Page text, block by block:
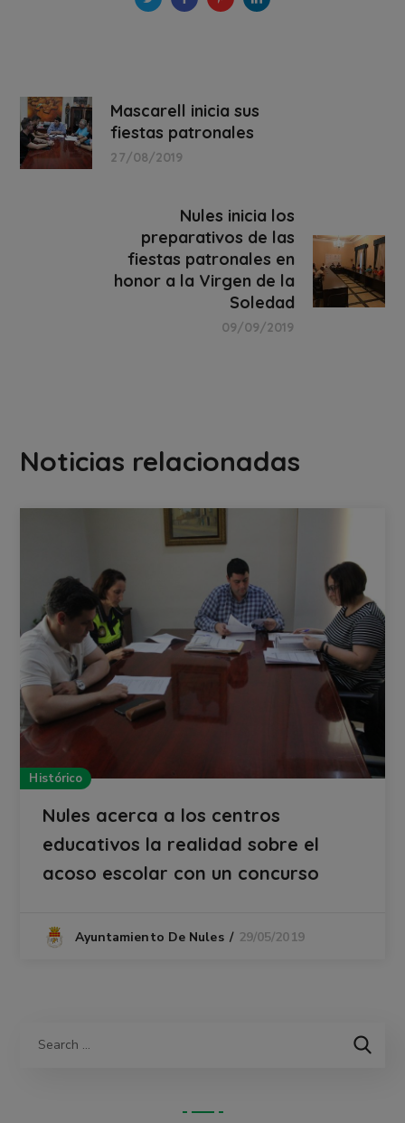
Mascarell inicia sus
fiestas patronales
27/08/2019
Nules inicia los
preparativos de las
fiestas patronales en
honor a la Virgen de la
Soledad
09/09/2019
Noticias relacionadas
Histórico
Nules acerca a los centros
educativos la realidad sobre el
acoso escolar con un concurso
Ayuntamiento De Nules 29/05/2019